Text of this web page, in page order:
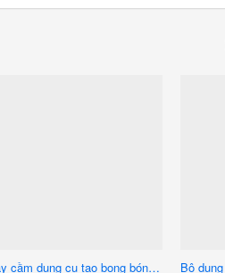
Tay cầm dụng cụ tạo bong bóng sáu đầu 1,5m